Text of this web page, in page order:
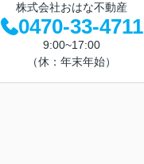
株式会社おはな不動産
0470-33-4711
9:00~17:00
（休：年末年始）